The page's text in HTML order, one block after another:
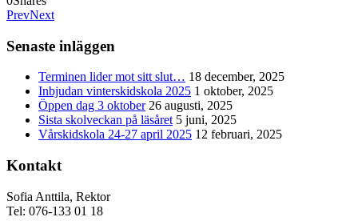
PrevNext
Senaste inläggen
Terminen lider mot sitt slut… 18 december, 2025
Inbjudan vinterskidskola 2025 1 oktober, 2025
Öppen dag 3 oktober 26 augusti, 2025
Sista skolveckan på läsåret 5 juni, 2025
Vårskidskola 24-27 april 2025 12 februari, 2025
Kontakt
Sofia Anttila, Rektor
Tel: 076-133 01 18